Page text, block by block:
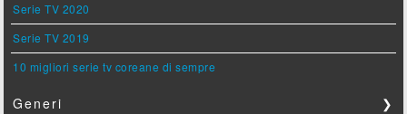
Serie TV 2020
Serie TV 2019
10 migliori serie tv coreane di sempre
Generi ❯